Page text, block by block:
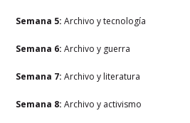
Semana 5: Archivo y tecnología
Semana 6: Archivo y guerra
Semana 7: Archivo y literatura
Semana 8: Archivo y activismo